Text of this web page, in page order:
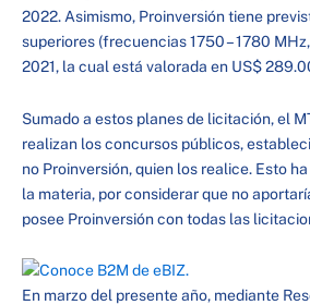
2022. Asimismo, Proinversión tiene
superiores (frecuencias 1750 – 1780
2021, la cual está valorada en US$
Sumado a estos planes de licitación, el
realizan los concursos públicos,
no Proinversión, quien los realice. Esto
la materia, por considerar que no
posee Proinversión con todas las
En marzo del presente año, mediante